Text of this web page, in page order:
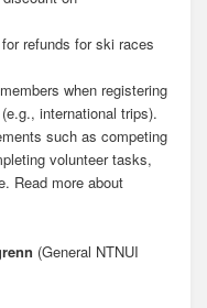
refunds for ski races
when registering
international trips).
such as competing
volunteer tasks,
Read more about
(General NTNUI